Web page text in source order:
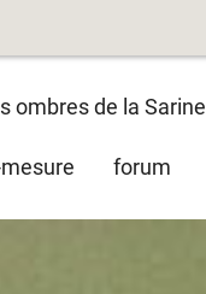
ombres de la Sarine
forum